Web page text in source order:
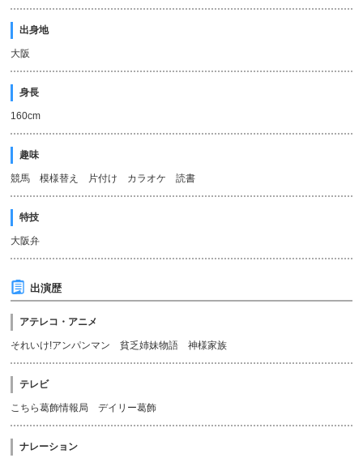
出身地
大阪
身長
160cm
趣味
競馬 模様替え 片付け カラオケ 読書
特技
大阪弁
出演歴
アテレコ・アニメ
それいけ!アンパンマン 貧乏姉妹物語 神様家族
テレビ
こちら葛飾情報局 デイリー葛飾
ナレーション